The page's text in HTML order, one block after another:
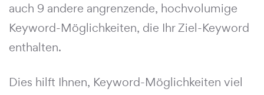
auch 9 andere angrenzende, hochvolumige
Keyword-Möglichkeiten, die Ihr Ziel-Keyword
enthalten.
Dies hilft Ihnen, Keyword-Möglichkeiten viel